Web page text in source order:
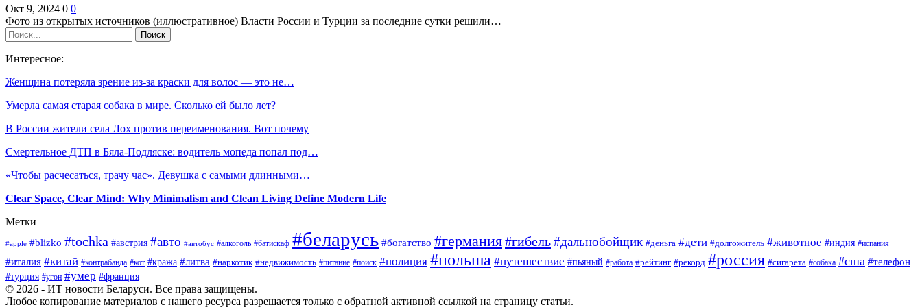
Окт 9, 2024 0 0
Фото из открытых источников (иллюстративное) Власти России и Турции за последние сутки решили…
Интересное:
Женщина потеряла зрение из-за краски для волос — это не…
Умерла самая старая собака в мире. Сколько ей было лет?
В России жители села Лох против переименования. Вот почему
Смертельное ДТП в Бяла-Подляске: водитель мопеда попал под…
«Чтобы расчесаться, трачу час». Девушка с самыми длинными…
Clear Space, Clear Mind: Why Minimalism and Clean Living Define Modern Life
Метки
#apple #blizko #tochka #австрия #авто #автобус #алкоголь #батискаф #беларусь #богатство #германия#гибель#дальнобойщик #деньга #дети #долгожитель #животное #индия #испания
#италия #китай #контрабанда #кот #кража #литва #наркотик #недвижимость #питание #поиск #полиция #польша #путешествие #пьяный #работа #рейтинг #рекорд #россия #сигарета #собака #сша #телефон
#турция #угон #умер #франция
© 2026 - ИТ новости Беларуси. Все права защищены.
Любое копирование материалов с нашего ресурса разрешается только с обратной активной ссылкой на страницу статьи.